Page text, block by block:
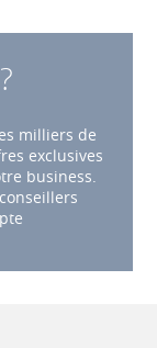
milliers de
exclusives
business.